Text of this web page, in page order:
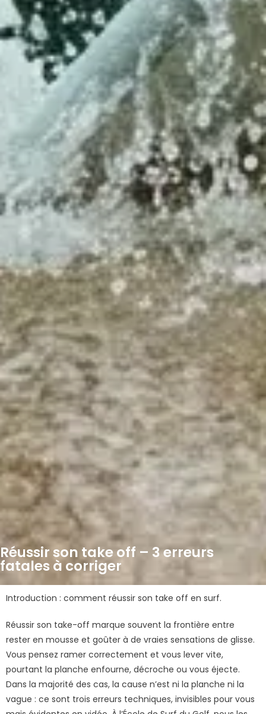
Réussir son take off – 3 erreurs
fatales à corriger
Introduction : comment réussir son take off en surf.
Réussir son take-off marque souvent la frontière entre
rester en mousse et goûter à de vraies sensations de glisse.
Vous pensez ramer correctement et vous lever vite,
pourtant la planche enfourne, décroche ou vous éjecte.
Dans la majorité des cas, la cause n’est ni la planche ni la
vague : ce sont trois erreurs techniques, invisibles pour vous